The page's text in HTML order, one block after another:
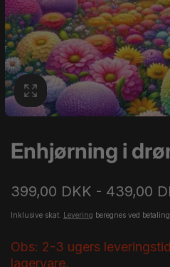
Enhjørning i
399,00 DKK - 439,00
Inklusive skat. Levering beregnes ved betaling.
Obs: 2-3 ugers
lagervare.